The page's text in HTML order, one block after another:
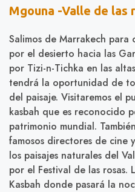
Mgouna -Valle de las
Salimos de Marrakech
por el desierto hacia las
por Tizi-n-Tichka en las
tendrá la oportunidad de
del paisaje. Visitaremos el
kasbah que es reconocido
patrimonio mundial.
famosos directores de cine
los paisajes naturales del
por el Festival de las rosas.
Kasbah donde pasará la